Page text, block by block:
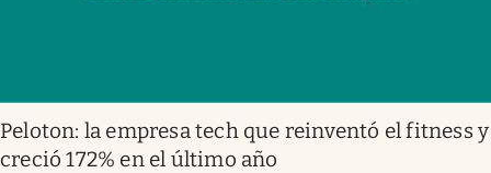
Peloton: la empresa tech que reinventó el fitness y
creció 172% en el último año